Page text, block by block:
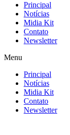
Principal
Notícias
Midia Kit
Contato
Newsletter
Menu
Principal
Notícias
Midia Kit
Contato
Newsletter